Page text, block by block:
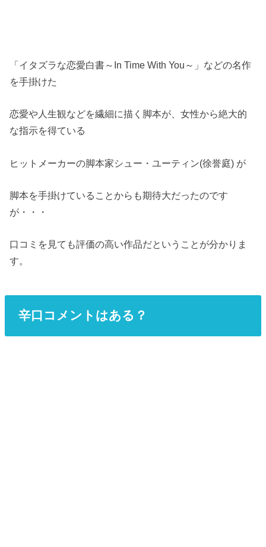
「イタズラな恋愛白書～In Time With You～」などの名作
を手掛けた
恋愛や人生観などを繊細に描く脚本が、女性から絶大的
な指示を得ている
ヒットメーカーの脚本家シュー・ユーティン(徐誉庭) が
脚本を手掛けていることからも期待大だったのです
が・・・
口コミを見ても評価の高い作品だということが分かりま
す。
辛口コメントはある？